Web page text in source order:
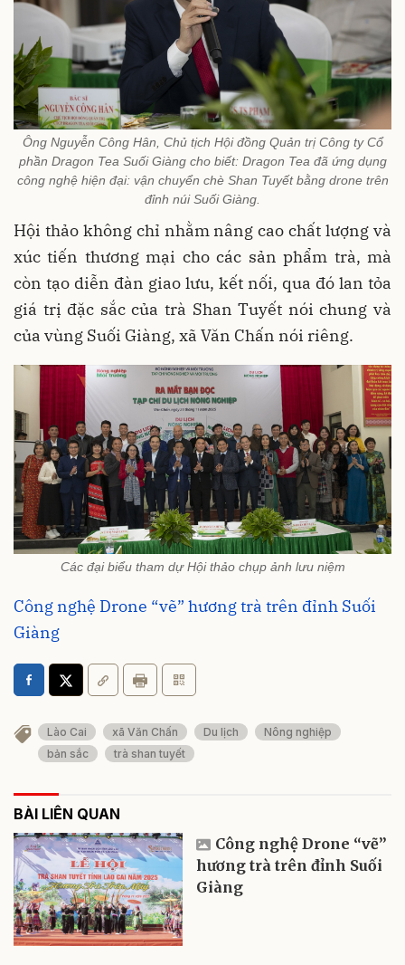
Ông Nguyễn Công Hân, Chủ tịch Hội đồng Quản trị Công ty Cổ
phần Dragon Tea Suối Giàng cho biết: Dragon Tea đã ứng dụng
công nghệ hiện đại: vận chuyển chè Shan Tuyết bằng drone trên
đỉnh núi Suối Giàng.
Hội thảo không chỉ nhằm nâng cao chất lượng và
xúc tiến thương mại cho các sản phẩm trà, mà
còn tạo diễn đàn giao lưu, kết nối, qua đó lan tỏa
giá trị đặc sắc của trà Shan Tuyết nói chung và
của vùng Suối Giàng, xã Văn Chấn nói riêng.
Các đại biểu tham dự Hội thảo chụp ảnh lưu niệm
Công nghệ Drone “vẽ” hương trà trên đỉnh Suối
Giàng
Lào Cai xã Văn Chấn Du lịch
Nông nghiệp
bản sắc
trà shan tuyết
BÀI LIÊN QUAN
Công nghệ Drone “vẽ”
hương trà trên đỉnh Suối
Giàng